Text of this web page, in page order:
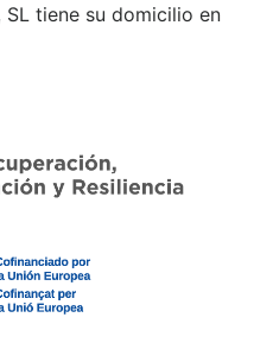
SL tiene su domicilio en